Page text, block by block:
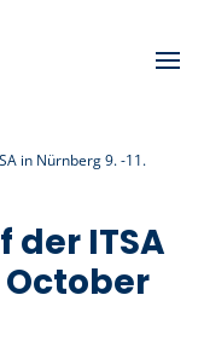
in Nürnberg 9. -11.
der ITSA
October